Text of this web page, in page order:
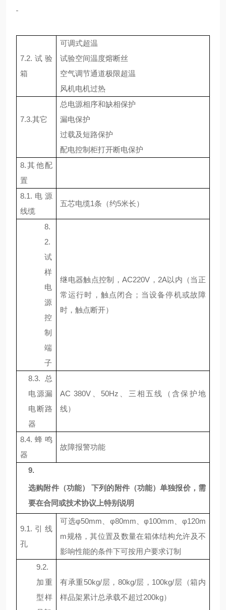
7.2. 试验
箱
可调式超温
试验空间温度熔断丝
空气调节通道极限超温
风机电机过热
7.3.其它
总电源相序和缺相保护
漏电保护
过载及短路保护
配电控制柜打开断电保护
8.其他配
置
8.1. 电源
线缆
五芯电缆1条（约5米长）
8.
2.
试
样
电
源
控
制
端
子
继电器触点控制，AC220V ， 2A以内（当正
常运行时，触点闭合；当设备停机或故障
时，触点断开）
8.3. 总
电源漏
电断路
器
AC 380V 50Hz 、三相五线（含保护地
线）
8.4. 蜂鸣
器
故障报警功能
9.
选购附件（功能） 下列的附件（功能）单独报价，需
要在合同或技术协议上特别说明
9.1. 引线
孔
可选φ50mm 、φ80mm 、φ100mm 、φ120m
m规格，其位置及数量在箱体结构允许及不
影响性能的条件下可按用户要求订制
9.2.
加重
型样
有承重50kg/层， 80kg/层， 100kg/层（箱内
样品架累计总承载不超过200kg）